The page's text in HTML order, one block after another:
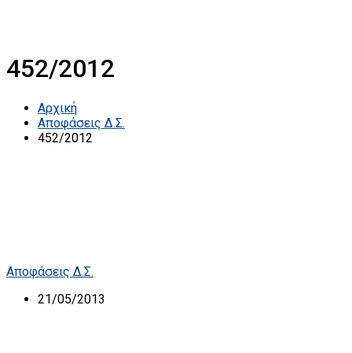
452/2012
Αρχική
Αποφάσεις Δ.Σ.
452/2012
Αποφάσεις Δ.Σ.
21/05/2013